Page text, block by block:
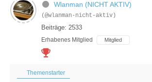
Wlanman (NICHT AKTIV)
(@wlanman-nicht-aktiv)
Beiträge: 2533
Erhabenes Mitglied Mitglied
Themenstarter